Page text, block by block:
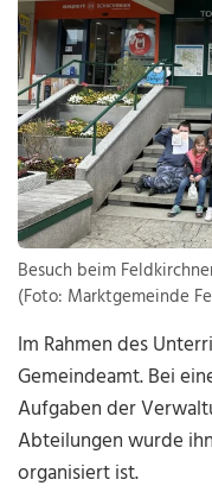
Besuch beim
(Foto: Marktgemeinde
Im Rahmen des
Gemeindeamt. Bei
Aufgaben der
Abteilungen wurde
organisiert ist.